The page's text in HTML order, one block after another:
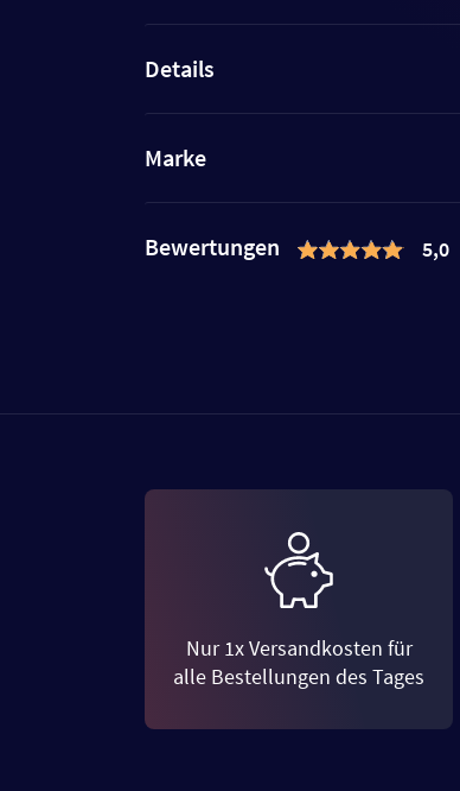
Details
Marke
Bewertungen 5,0
Nur 1x Versandkosten für
alle Bestellungen des Tages